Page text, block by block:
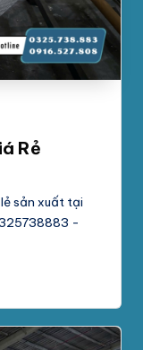
Rẻ
sản xuất tại
-